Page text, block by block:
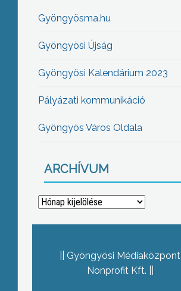
Gyöngyösma.hu
Gyöngyösi Újság
Gyöngyösi Kalendárium 2023
Pályázati kommunikáció
Gyöngyös Város Oldala
ARCHÍVUM
Archívum
Gyöngyösi Médiaközpont
Nonprofit Kft.